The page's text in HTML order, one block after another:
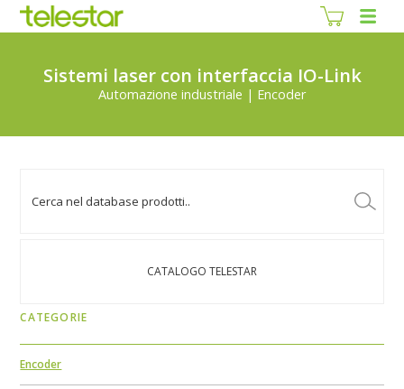
Sistemi laser con interfaccia IO-Link
Automazione industriale | Encoder
CATALOGO TELESTAR
CATEGORIE
Encoder